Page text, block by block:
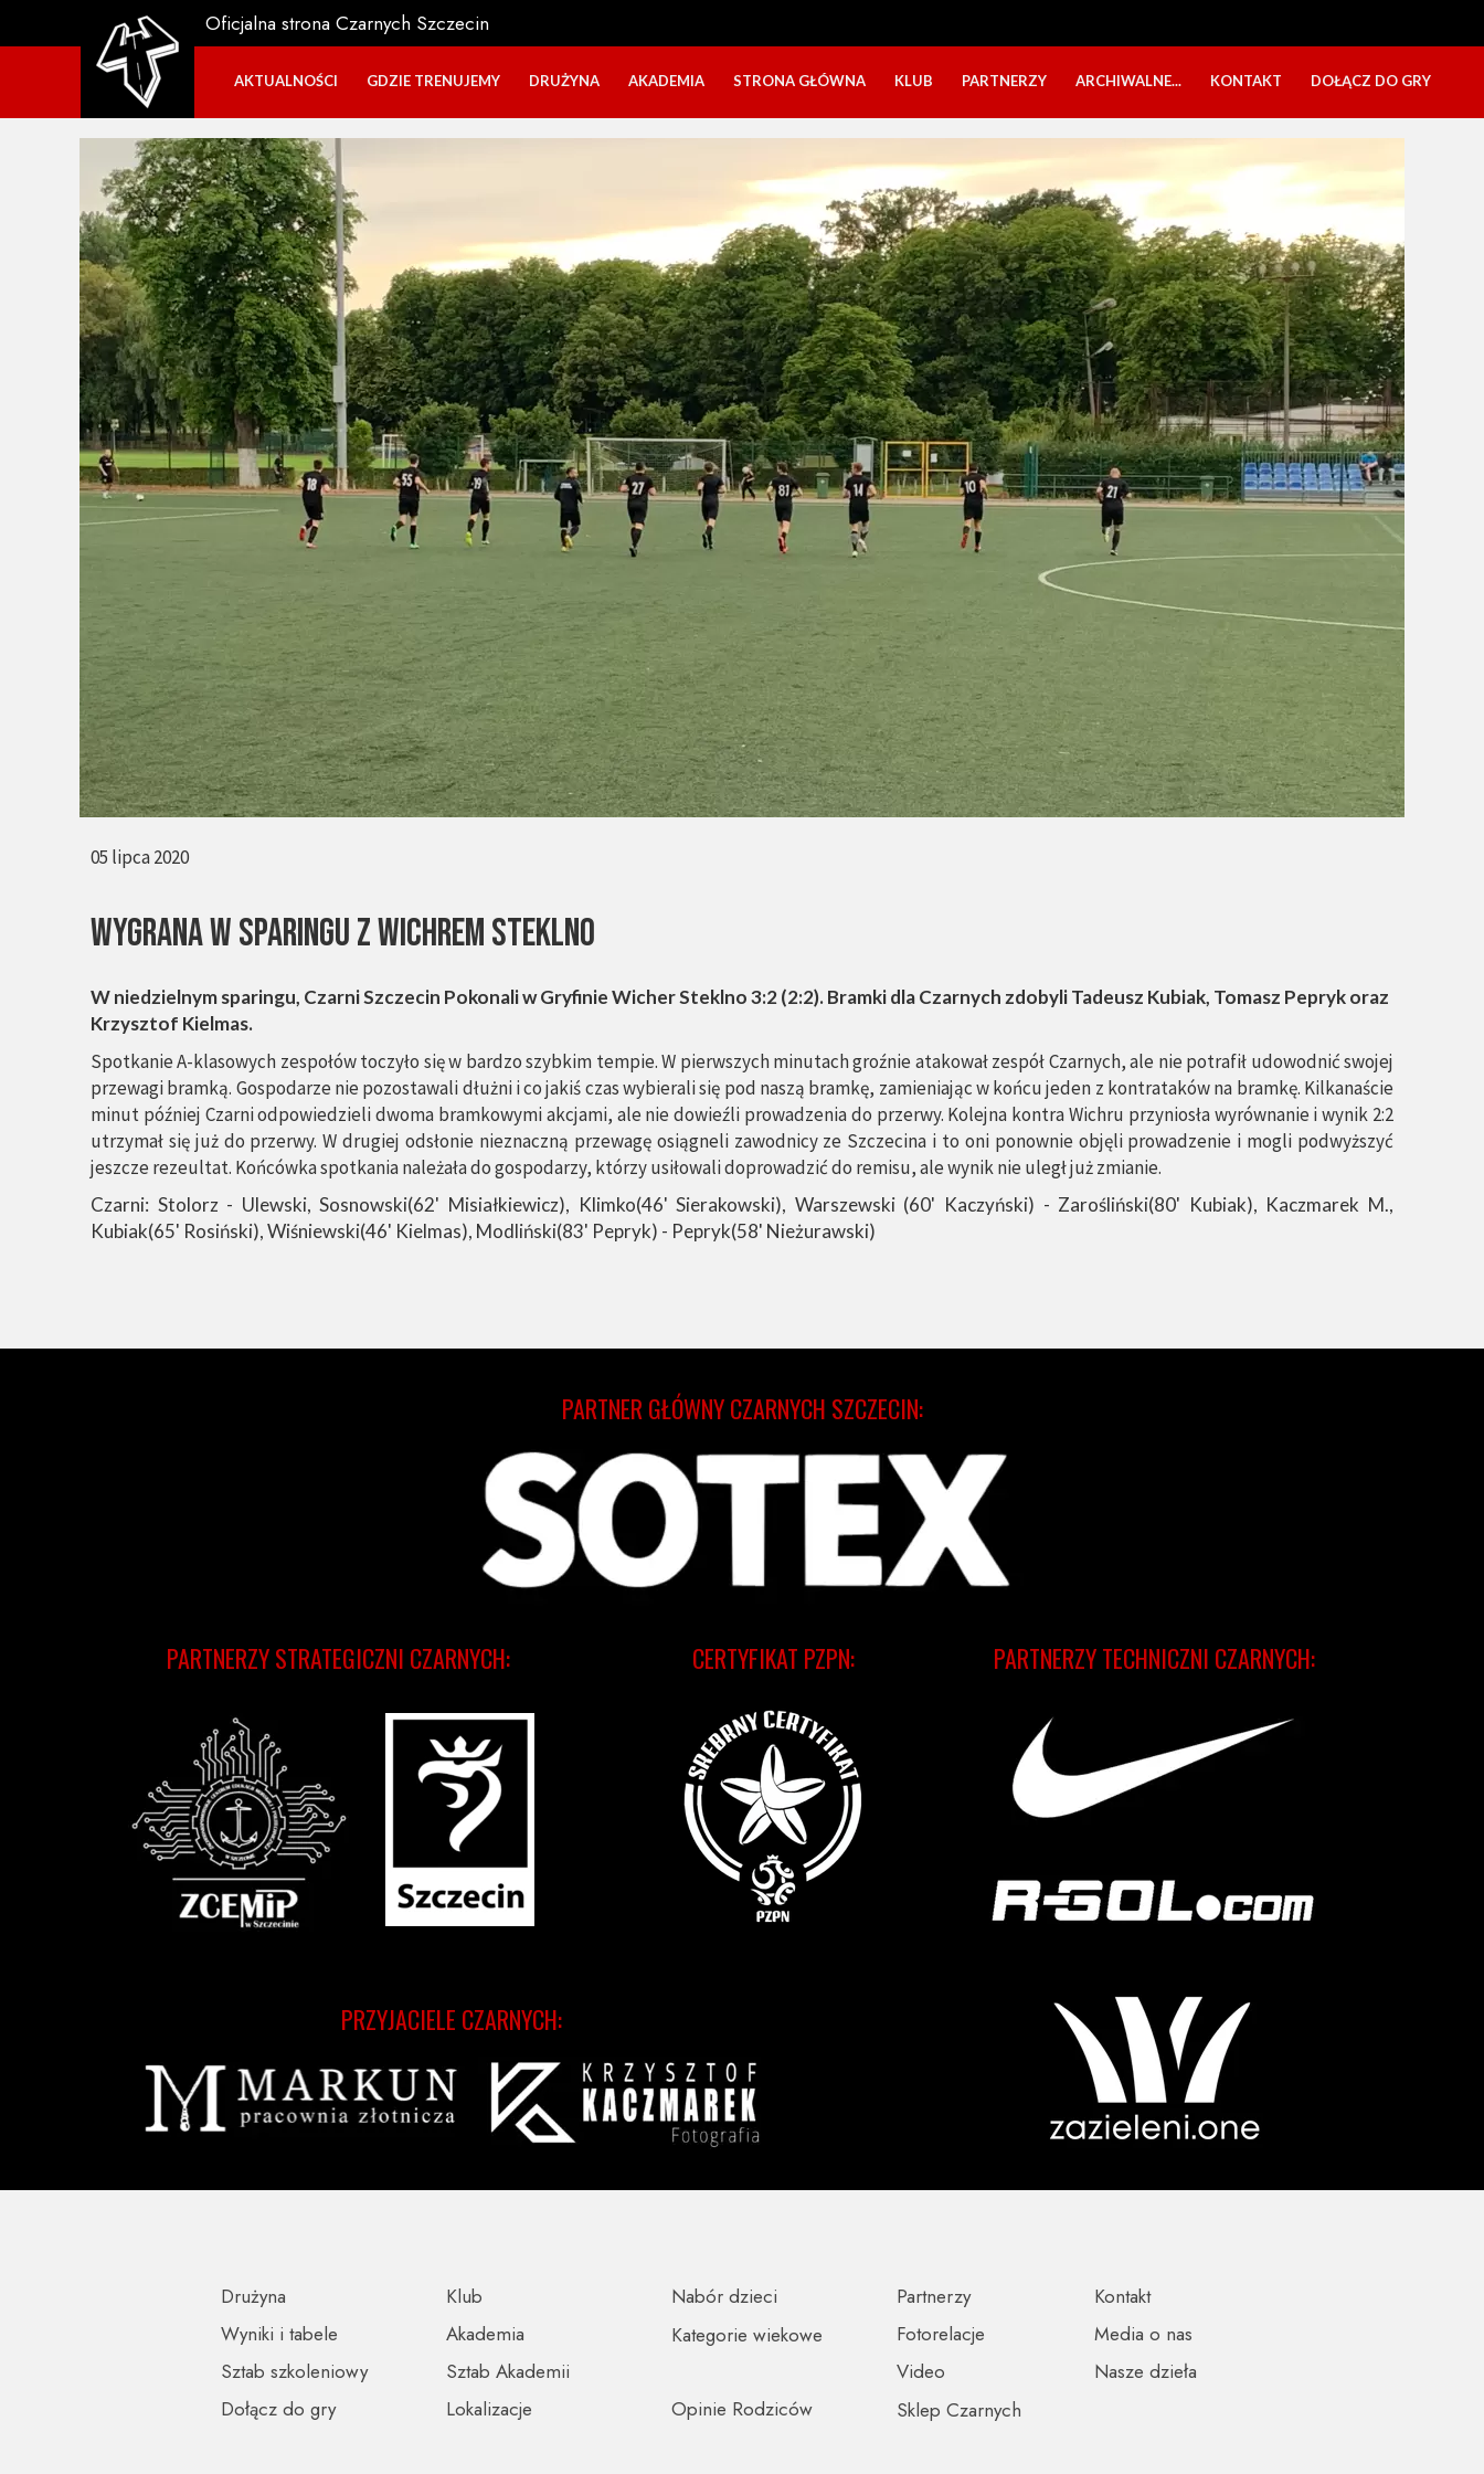
W niedzielnym sparingu, Czarni Szczecin Pokonali w Gryfinie Wicher Steklno 3:2 (2:2). Bramki dla Czarnych zdobyli Tadeusz Kubiak, Tomasz Pepryk oraz
Krzysztof Kielmas.
Spotkanie A-klasowych zespołów toczyło się w bardzo szybkim tempie. W pierwszych minutach groźnie atakował zespół Czarnych, ale nie potrafił udowodnić swojej
przewagi bramką. Gospodarze nie pozostawali dłużni i co jakiś czas wybierali się pod naszą bramkę, zamieniając w końcu jeden z kontrataków na bramkę. Kilkanaście
minut później Czarni odpowiedzieli dwoma bramkowymi akcjami, ale nie dowieźli prowadzenia do przerwy. Kolejna kontra Wichru przyniosła wyrównanie i wynik 2:2
utrzymał się już do przerwy. W drugiej odsłonie nieznaczną przewagę osiągneli zawodnicy ze Szczecina i to oni ponownie objęli prowadzenie i mogli podwyższyć
jeszcze rezeultat. Końcówka spotkania należała do gospodarzy, którzy usiłowali doprowadzić do remisu, ale wynik nie uległ już zmianie.
Czarni: Stolorz - Ulewski, Sosnowski(62' Misiałkiewicz), Klimko(46' Sierakowski), Warszewski (60' Kaczyński) - Zarośliński(80' Kubiak), Kaczmarek M.,
Kubiak(65' Rosiński), Wiśniewski(46' Kielmas), Modliński(83' Pepryk) - Pepryk(58' Nieżurawski)
Wygrana w sparingu z wichrem steklno
05 lipca 2020
Oficjalna strona Czarnych Szczecin
AKTUALNOŚCI GDZIE TRENUJEMY DRUŻYNA AKADEMIA
SZTAB TRENERSKI
OPINIE RODZICÓW O OBOZACH
STRONA GŁÓWNA KLUB
NASZE DZIEŁA
PARTNERZY ARCHIWALNE...
PÓŁKOLONIE 2025
SBO 2023
CZARNI W MEDIACH
KADRA 2006
FESTYN CHARYTATYWNY
CZAS NA DZIEWCZYNY
OBÓZ W ZATONIU 2020
OBÓZ W KALISZU 2020
OFERTA LATO 2020
ARCHIWUM OBOZÓW
WYNIKI
KONTAKT DOŁĄCZ DO GRY
CERTYFIKAT PZPN:
PRZYJACIELE CZARNYCH:
PARTNERZY TECHNICZNI CZARNYCH:
PARTNERZY STRATEGICZNI CZARNYCH:
PARTNER GŁÓWNY CZARNYCH SZCZECIN:
Partnerzy
Opinie Rodziców
Nabór dzieci
Wyniki i tabele
Sklep Czarnych
Video
Fotorelacje
Kontakt
Media o nas
Kategorie wiekowe
Lokalizacje
Sztab szkoleniowy
Sztab Akademii
Dołącz do gry
Nasze dzieła
Drużyna
Akademia
Klub